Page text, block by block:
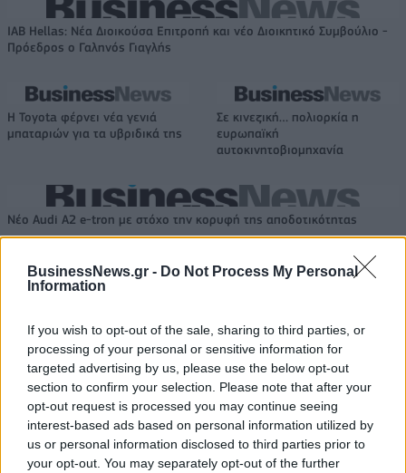
BusinessNews.gr - Do Not Process My Personal
Information
If you wish to opt-out of the sale, sharing to third parties, or
processing of your personal or sensitive information for
targeted advertising by us, please use the below opt-out
section to confirm your selection. Please note that after your
opt-out request is processed you may continue seeing
interest-based ads based on personal information utilized by
us or personal information disclosed to third parties prior to
your opt-out. You may separately opt-out of the further
IAB Hellas: Νέα Διοικούσα Επιτροπή και νέο Διοικητικό Συμβούλιο -
Πρόεδρος ο Γαληνός Γιαγλής
Η Toyota φέρνει νέα γενιά
μπαταριών για τα υβριδικά της
Σε κινεζική… πολιορκία η
ευρωπαϊκή
αυτοκινητοβιομηχανία
Νέο Audi A2 e-tron με στόχο την κορυφή της αποδοτικότητας
Ευρωπαϊκό Παίδων: Λύγισε
ΕΛΣΤΑΤ: Στο 3,4% υποχώρησε ο πληθωρισμός τον Ιούλιο